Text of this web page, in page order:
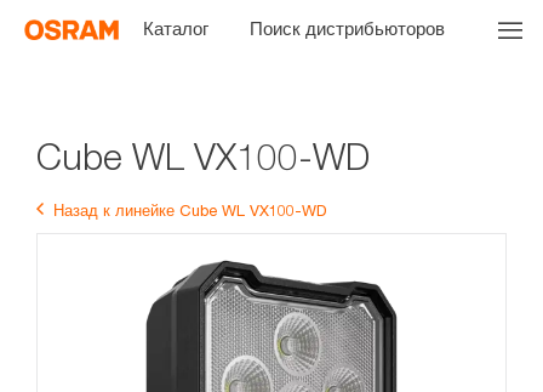
Каталог Поиск дистрибьюторов
Cube WL VX100-WD
Назад к линейке Cube WL VX100-WD